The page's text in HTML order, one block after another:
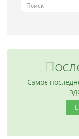
Самое